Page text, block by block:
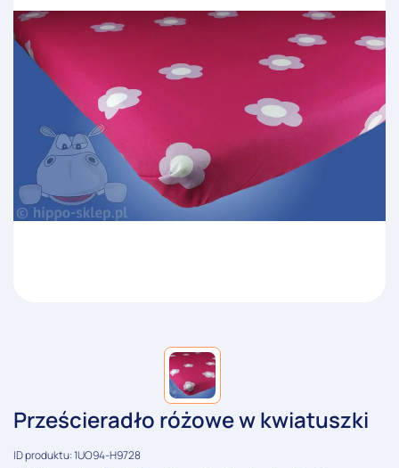
Prześcieradło różowe w kwiatuszki
ID produktu: 1UO94-H9728